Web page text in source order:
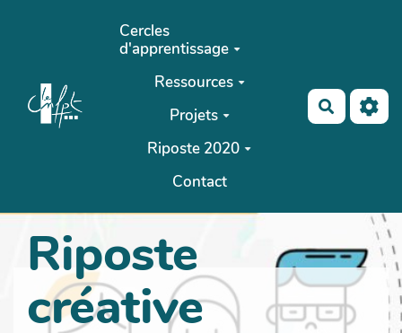
Aller au contenu principal
Cercles
d'apprentissage
Ressources
Projets
Riposte 2020
Contact
Riposte
créative